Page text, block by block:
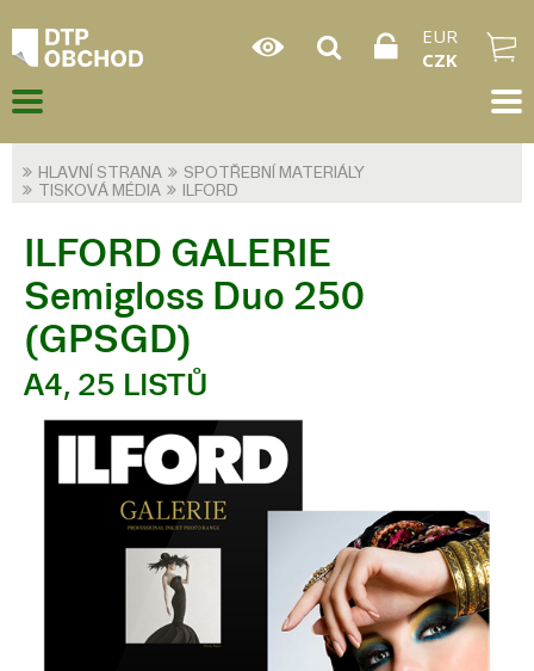
EUR
CZK
HLAVNÍ STRANA
SPOTŘEBNÍ MATERIÁLY
TISKOVÁ MÉDIA
ILFORD
ILFORD GALERIE
Semigloss Duo 250
(GPSGD)
A4, 25 LISTŮ